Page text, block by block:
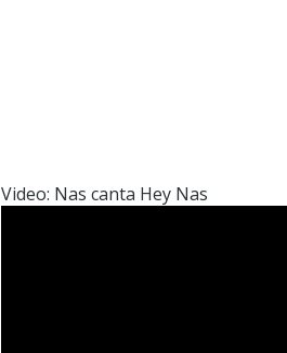
Video: Nas canta Hey Nas